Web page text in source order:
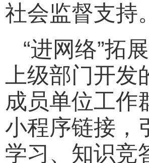
社会监督支持。
“进网络”拓
上级部门开
成员单位工作
小程序链接，
学习、知识竞